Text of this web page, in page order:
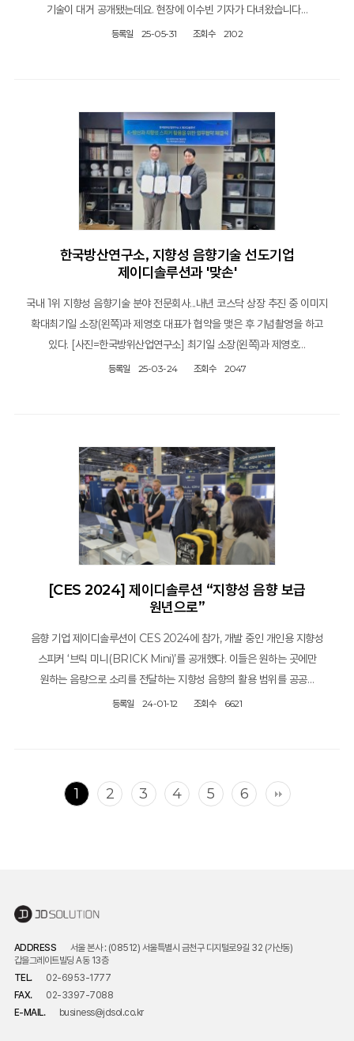
기술이 대거 공개됐는데요. 현장에 이수빈 기자가 다녀왔습니다…
등록일 25-05-31 조회수 2102
한국방산연구소, 지향성 음향기술 선도기업
제이디솔루션과 '맞손'
국내 1위 지향성 음향기술 분야 전문회사...내년 코스닥 상장 추진 중 이미지
확대최기일 소장(왼쪽)과 제영호 대표가 협약을 맺은 후 기념촬영을 하고
있다. [사진=한국방위산업연구소] 최기일 소장(왼쪽)과 제영호…
등록일 25-03-24 조회수 2047
[CES 2024] 제이디솔루션 “지향성 음향 보급
원년으로”
음향 기업 제이디솔루션이 CES 2024에 참가, 개발 중인 개인용 지향성
스피커 ‘브릭 미니(BRICK Mini)’를 공개했다. 이들은 원하는 곳에만
원하는 음량으로 소리를 전달하는 지향성 음향의 활용 범위를 공공…
등록일 24-01-12 조회수 6621
1 2 3 4 5 6
ADDRESS
서울 본사 : (08512) 서울특별시 금천구 디지털로9길 32 (가산동)
갑을그레이트빌딩 A동 13층
TEL.
02-6953-1777
FAX.
02-3397-7088
E-MAIL.
business@jdsol.co.kr